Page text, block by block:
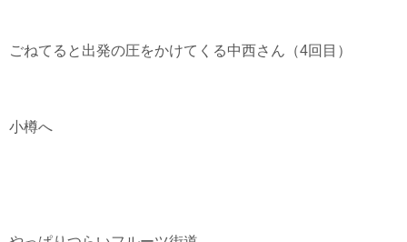
ごねてると出発の圧をかけてくる中西さん（4回目）
小樽へ